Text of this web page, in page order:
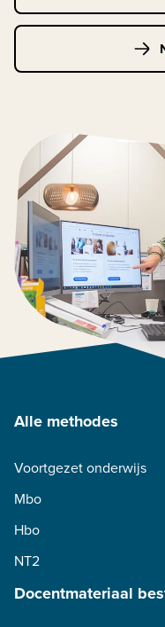
Alle methodes
Voortgezet onderwijs
Mbo
Hbo
NT2
Docentmateriaal